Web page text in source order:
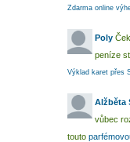
Zdarma online
Poly
peníze
Výklad karet přes
Alžběta
vůbec
touto